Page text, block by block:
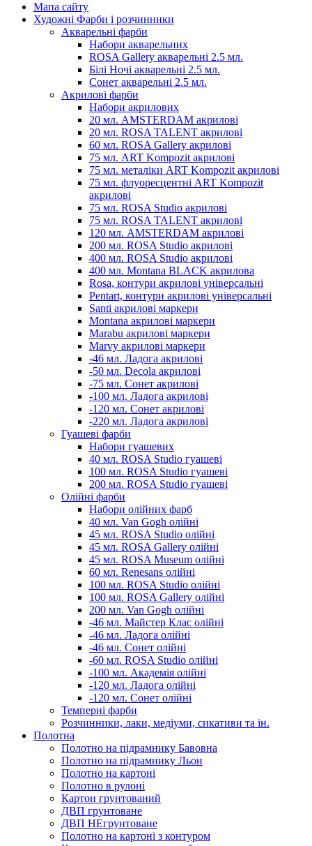
Мапа сайту
Художні Фарби і розчинники
Акварельні фарби
Набори акварельних
ROSA Gallery акварельні 2.5 мл.
Білі Ночі акварельні 2.5 мл.
Сонет акварельні 2.5 мл.
Акрилові фарби
Набори акрилових
20 мл. AMSTERDAM акрилові
20 мл. ROSA TALENT акрилові
60 мл. ROSA Gallery акрилові
75 мл. ART Kompozit акрилові
75 мл. металіки ART Kompozit акрилові
75 мл. флуоресцентні ART Kompozit
акрилові
75 мл. ROSA Studio акрилові
75 мл. ROSA TALENT акрилові
120 мл. AMSTERDAM акрилові
200 мл. ROSA Studio акрилові
400 мл. ROSA Studio акрилові
400 мл. Montana BLACK акрилова
Rosa, контури акрилові універсальні
Pentart, контури акрилові універсальні
Santi акрилові маркери
Montana акрилові маркери
Marabu акрилові маркери
Marvy акрилові маркери
-46 мл. Ладога акрилові
-50 мл. Decola акрилові
-75 мл. Сонет акрилові
-100 мл. Ладога акрилові
-120 мл. Сонет акрилові
-220 мл. Ладога акрилові
Гуашеві фарби
Набори гуашевих
40 мл. ROSA Studio гуашеві
100 мл. ROSA Studio гуашеві
200 мл. ROSA Studio гуашеві
Олійні фарби
Набори олійних фарб
40 мл. Van Gogh олійні
45 мл. ROSA Studio олійні
45 мл. ROSA Gallery олійні
45 мл. ROSA Museum олійні
60 мл. Renesans олійні
100 мл. ROSA Studio олійні
100 мл. ROSA Gallery олійні
200 мл. Van Gogh олійні
-46 мл. Майстер Клас олійні
-46 мл. Ладога олійні
-46 мл. Сонет олійні
-60 мл. ROSA Studio олійні
-100 мл. Академія олійні
-120 мл. Ладога олійні
-120 мл. Сонет олійні
Темперні фарби
Розчинники, лаки, медіуми, сикативи та ін.
Полотна
Полотно на підрамнику Бавовна
Полотно на підрамнику Льон
Полотно на картоні
Полотно в рулоні
Картон грунтований
ДВП грунтоване
ДВП НЕгрунтоване
Полотно на картоні з контуром